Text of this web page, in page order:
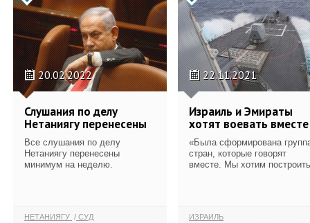
20.02.2022
Слушания по делу
Нетаниягу перенесены
Все слушания по делу
Нетаниягу перенесены
минимум на неделю.
НЕТАНИЯГУ СУД
22.11.2021
Израиль и Эмираты
хотят воевать вместе
«Была сформирована
стран, которые говорят
вместе. Мы хотим
ИЗРАИЛЬ